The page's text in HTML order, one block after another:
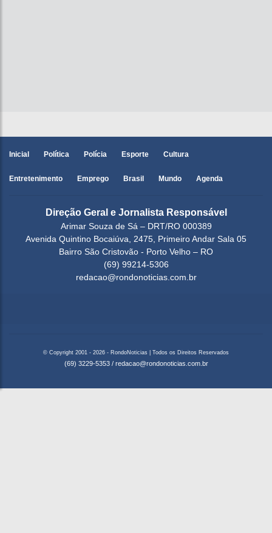
Inicial Política Polícia Esporte Cultura
Entretenimento Emprego Brasil Mundo Agenda
Direção Geral e Jornalista Responsável
Arimar Souza de Sá – DRT/RO 000389
Avenida Quintino Bocaiúva, 2475, Primeiro Andar Sala 05
Bairro São Cristovão - Porto Velho – RO
(69) 99214-5306
redacao@rondonoticias.com.br
© Copyright 2001 - 2026 - RondoNoticias | Todos os Direitos Reservados
(69) 3229-5353 / redacao@rondonoticias.com.br